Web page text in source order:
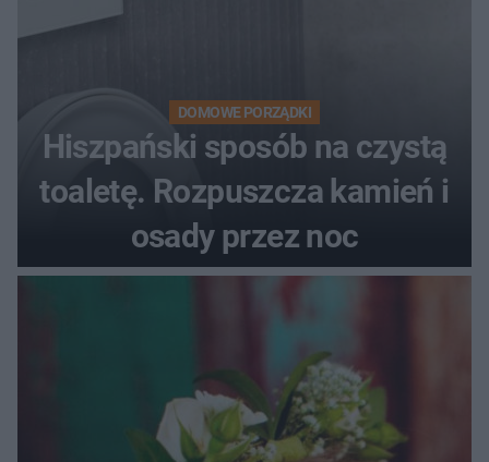
DOMOWE PORZĄDKI
Hiszpański sposób na czystą
toaletę. Rozpuszcza kamień i
osady przez noc